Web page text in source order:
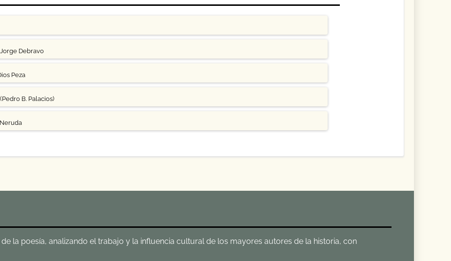
Debravo
Peza
B. Palacios)
la poesía, analizando el trabajo y la influencia cultural de los mayores autores de la historia, con